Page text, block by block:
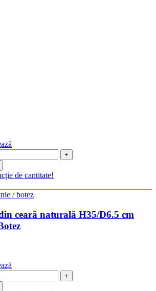
+
de cantitate!
/ botez
ceară naturală H35/D6.5 cm
+